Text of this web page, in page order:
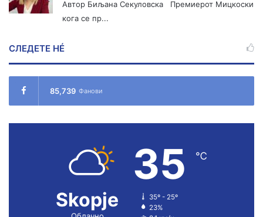
Автор Биљана Секуловска Премиерот Мицкоски
кога се пр...
СЛЕДЕТЕ НÉ
85,739 Фанови
Skopje
35 ℃
35º - 25º
23%